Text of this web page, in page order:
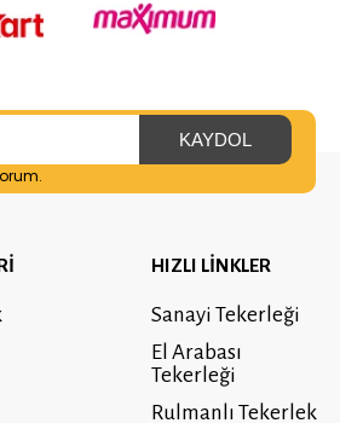
HIZLI LİNKLER
Sanayi Tekerleği
El Arabası
Tekerleği
Rulmanlı Tekerlek